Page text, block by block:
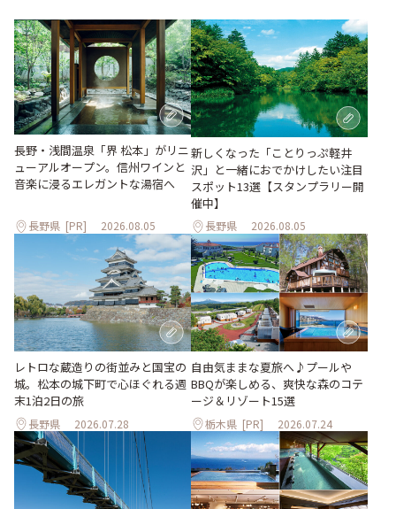
長野・浅間温泉「界 松本」がリニ
ューアルオープン。信州ワインと
音楽に浸るエレガントな湯宿へ
長野県 [PR] 2026.08.05
新しくなった「ことりっぷ軽井
沢」と一緒におでかけしたい注目
スポット13選【スタンプラリー開
催中】
長野県 2026.08.05
レトロな蔵造りの街並みと国宝の
城。松本の城下町で心ほぐれる週
末1泊2日の旅
長野県 2026.07.28
自由気ままな夏旅へ♪プールや
BBQが楽しめる、爽快な森のコテ
ージ＆リゾート15選
栃木県 [PR] 2026.07.24